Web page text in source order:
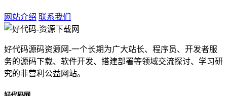
网站介绍 联系我们
好代码源码资源网-一个长期为广大站长、程序员、开发者服
务的源码下载、软件开发、搭建部署等领域交流探讨、学习研
究的非营利公益网站。